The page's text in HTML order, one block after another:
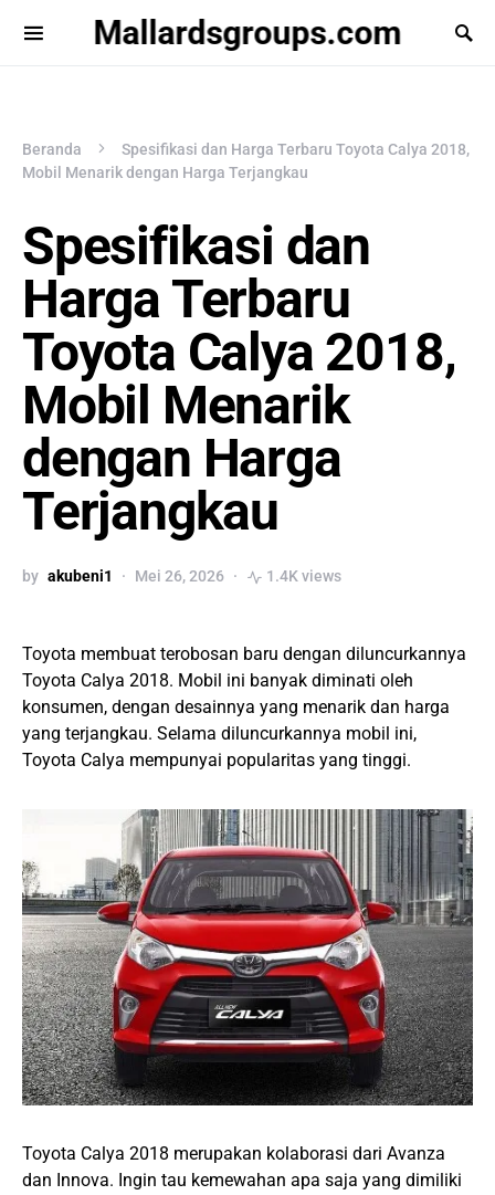
Mallardsgroups.com
Beranda
Spesifikasi dan Harga Terbaru Toyota Calya 2018,
Mobil Menarik dengan Harga Terjangkau
Spesifikasi dan
Harga Terbaru
Toyota Calya 2018,
Mobil Menarik
dengan Harga
Terjangkau
by akubeni1 Mei 26, 2026 1.4K views
Toyota membuat terobosan baru dengan diluncurkannya
Toyota Calya 2018. Mobil ini banyak diminati oleh
konsumen, dengan desainnya yang menarik dan harga
yang terjangkau. Selama diluncurkannya mobil ini,
Toyota Calya mempunyai popularitas yang tinggi.
Toyota Calya 2018 merupakan kolaborasi dari Avanza
dan Innova. Ingin tau kemewahan apa saja yang dimiliki